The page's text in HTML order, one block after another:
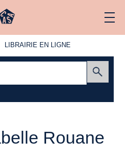
LIBRAIRIE
LIBRAIRIE EN LIGNE
Rouane